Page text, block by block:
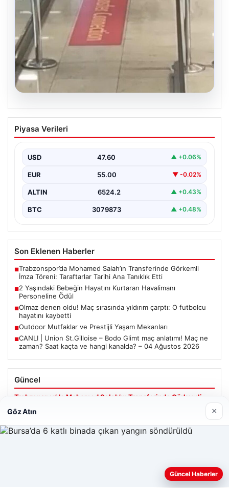
2 Yaşındaki Bebeğin Hayatını Kurtaran
Havalimanı Personeline Ödül
bir olayda, 2 yaşındaki Liam isimli bir çocuğun…
Piyasa Verileri
USD 47.60 ▲ +0.06%
EUR 55.00 ▼ -0.02%
ALTIN 6524.2 ▲ +0.43%
BTC 3079873 ▲ +0.48%
Son Eklenen Haberler
■Trabzonspor’da Mohamed Salah’ın Transferinde Görkemli
İmza Töreni: Taraftarlar Tarihi Ana Tanıklık Etti
■2 Yaşındaki Bebeğin Hayatını Kurtaran Havalimanı
Personeline Ödül
■Olmaz denen oldu! Maç sırasında yıldırım çarptı: O futbolcu
hayatını kaybetti
■Outdoor Mutfaklar ve Prestijli Yaşam Mekanları
■CANLI | Union St.Gilloise – Bodo Glimt maç anlatımı! Maç ne
zaman? Saat kaçta ve hangi kanalda? – 04 Ağustos 2026
Güncel
Trabzonspor’da Mohamed Salah’ın Transferinde Görkemli
2 Yaşındaki Bebeğin Hayatını Kurtaran Havalimanı
deneyiminizi kişiselleştirmek ve geliştirmek amacıyla çerezler
Göz Atın ×
Güncel Haberler